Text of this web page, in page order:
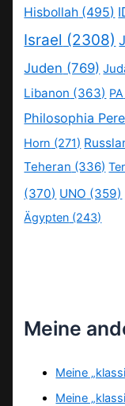
Hisbollah (495)
Israel (2308)
Juden (769)
Libanon (363) PA
Philosophia
Horn (271)
Teheran (336)
(370) UNO (359)
Ägypten (243)
Meine
Meine
Meine